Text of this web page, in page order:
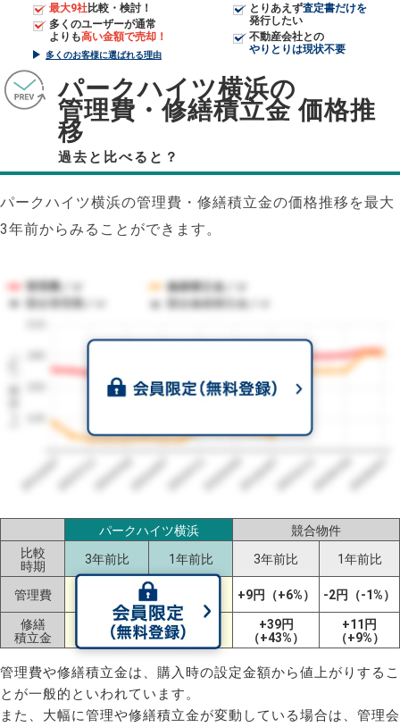
最大9社比較・検討！
多くのユーザーが通常
よりも高い金額で売却！
多くのお客様に選ばれる理由
とりあえず査定書だけを
発行したい
不動産会社との
やりとりは現状不要
パークハイツ横浜の
管理費・修繕積立金 価格推
移
過去と比べると？
パークハイツ横浜の管理費・修繕積立金の価格推移を最大
3年前からみることができます。
1㎡単価（円）
管理費／㎡
修繕積立金／㎡
競合管理費／㎡
競合修繕積立金／㎡
2023/072023/112024/032024/072024/112025/032025/072025/112026/032026/07
パークハイツ横浜
競合物件
比較
時期
3年前比 1年前比 3年前比 1年前比
管理費
（+11%）
（+9%）
+9円（+6%） -2円（-1%）
修繕
積立金
+67円
（+58%）
+78円
（+74%）
+39円
（+43%）
+11円
（+9%）
管理費や修繕積立金は、購入時の設定金額から値上がりするこ
とが一般的といわれています。
また、大幅に管理や修繕積立金が変動している場合は、管理会